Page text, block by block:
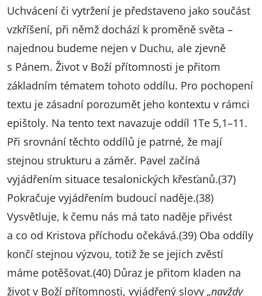
Uchvácení či vytržení je představeno jako součást
vzkříšení, při němž dochází k proměně světa –
najednou budeme nejen v Duchu, ale zjevně
s Pánem. Život v Boží přítomnosti je přitom
základním tématem tohoto oddílu. Pro pochopení
textu je zásadní porozumět jeho kontextu v rámci
epištoly. Na tento text navazuje oddíl 1Te 5,1–11.
Při srovnání těchto oddílů je patrné, že mají
stejnou strukturu a záměr. Pavel začíná
vyjádřením situace tesalonických křesťanů.(37)
Pokračuje vyjádřením budoucí naděje.(38)
Vysvětluje, k čemu nás má tato naděje přivést
a co od Kristova příchodu očekává.(39) Oba oddíly
končí stejnou výzvou, totiž že se jejich zvěstí
máme potěšovat.(40) Důraz je přitom kladen na
život v Boží přítomnosti, vyjádřený slovy „navždy